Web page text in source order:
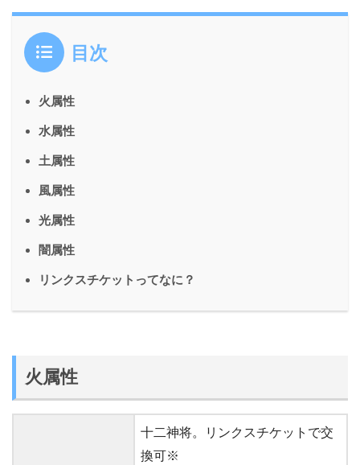
目次
火属性
水属性
土属性
風属性
光属性
闇属性
リンクスチケットってなに？
火属性
十二神将。リンクスチケットで交
換可※